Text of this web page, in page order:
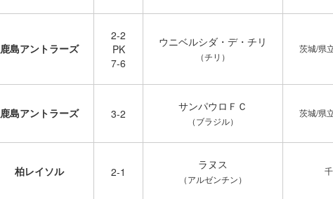
鹿島アントラーズ
2-2
PK
7-6
ウニベルシダ・デ・チリ
（チリ）
茨城/県
鹿島アントラーズ 3-2
サンパウロＦＣ
（ブラジル）
茨城/県
柏レイソル 2-1
ラヌス
（アルゼンチン）